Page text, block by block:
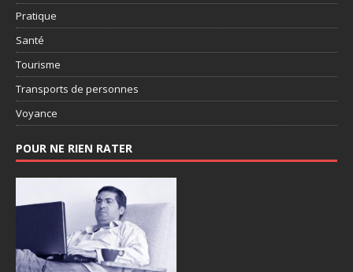
Pratique
Santé
Tourisme
Transports de personnes
Voyance
POUR NE RIEN RATER